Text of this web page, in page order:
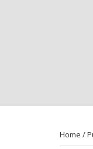
Home /